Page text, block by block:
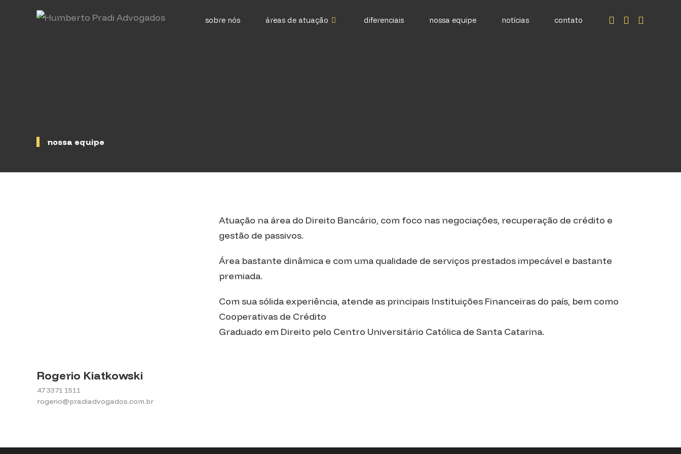
sobre nós áreas de atuação diferenciais nossa equipe notícias contato
nossa equipe
Rogerio Kiatkowski
47 3371 1511
rogerio@pradiadvogados.com.br
Atuação na área do Direito Bancário, com foco nas negociações, recuperação de crédito e
gestão de passivos.
Área bastante dinâmica e com uma qualidade de serviços prestados impecável e bastante
premiada.
Com sua sólida experiência, atende as principais Instituições Financeiras do país, bem como
Cooperativas de Crédito
Graduado em Direito pelo Centro Universitário Católica de Santa Catarina.